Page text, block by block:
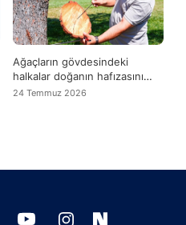
Ağaçların gövdesindeki
halkalar doğanın hafızasını
taşıyor
24 Temmuz 2026